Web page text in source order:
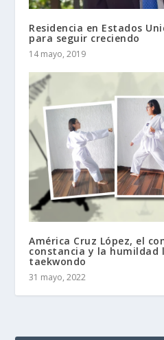
Residencia en Estados
para seguir creciendo
14 mayo, 2019
América Cruz López, el
constancia y la humildad
taekwondo
31 mayo, 2022